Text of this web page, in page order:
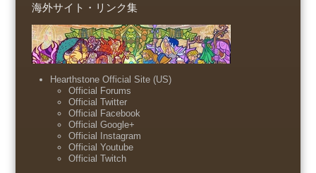
海外サイト・リンク集
Hearthstone Official Site (US)
Official Forums
Official Twitter
Official Facebook
Official Google+
Official Instagram
Official Youtube
Official Twitch